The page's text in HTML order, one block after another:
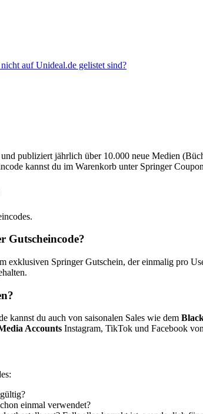
auf Unideal.de gelistet sind?
publiziert jährlich über 10.000 neue Medien
kannst du im Warenkorb unter Springer
Gutscheincode?
exklusiven Springer Gutschein, der einmalig pro
kannst du auch von saisonalen Sales wie dem
Accounts Instagram, TikTok und Facebook
einmal verwendet?